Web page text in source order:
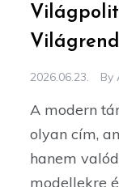
2026.06.23. By
A modern
olyan cím,
hanem
modellekre